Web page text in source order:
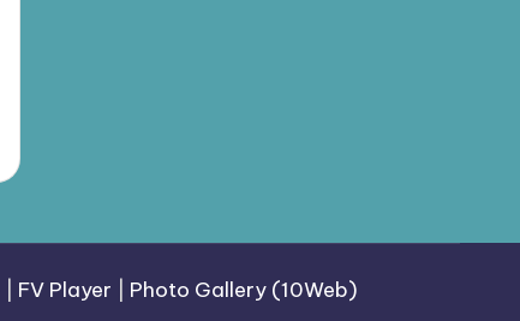
FV Player Photo Gallery (10Web)